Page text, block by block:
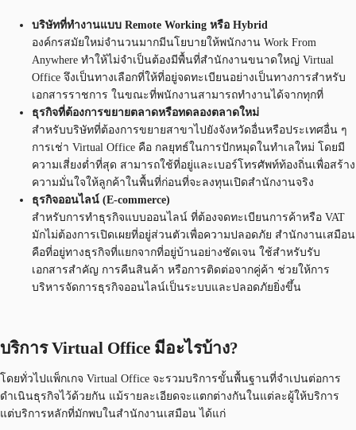
บริษัทที่ทำงานแบบ Remote Working หรือ Hybrid
องค์กรสมัยใหม่จำนวนมากมีนโยบายให้พนักงาน Work From
Anywhere ทำให้ไม่จำเป็นต้องมีพื้นที่สำนักงานขนาดใหญ่ Virtual
Office จึงเป็นทางเลือกที่ให้ที่อยู่จดทะเบียนอย่างเป็นทางการสำหรับ
เอกสารราชการ ในขณะที่พนักงานสามารถทำงานได้จากทุกที่
ธุรกิจที่ต้องการขยายตลาดหรือทดลองตลาดใหม่
สำหรับบริษัทที่ต้องการขยายสาขาไปยังจังหวัดอื่นหรือประเทศอื่น ๆ
การเช่า Virtual Office คือ กลยุทธ์ในการปักหมุดในทำเลใหม่ โดยมี
ความเสี่ยงต่ำที่สุด สามารถใช้ที่อยู่และเบอร์โทรศัพท์ท้องถิ่นเพื่อสร้าง
ความมั่นใจให้ลูกค้าในพื้นที่ก่อนที่จะลงทุนเปิดสำนักงานจริง
ธุรกิจออนไลน์ (E-commerce)
สำหรับการทำธุรกิจแบบออนไลน์ ที่ต้องจดทะเบียนการค้าหรือ VAT
มักไม่ต้องการเปิดเผยที่อยู่ส่วนตัวเพื่อความปลอดภัย สำนักงานเสมือน
คือที่อยู่ทางธุรกิจที่แยกจากที่อยู่บ้านอย่างชัดเจน ใช้สำหรับรับ
เอกสารสำคัญ การคืนสินค้า หรือการติดต่อจากคู่ค้า ช่วยให้การ
บริหารจัดการธุรกิจออนไลน์เป็นระบบและปลอดภัยยิ่งขึ้น
บริการ Virtual Office มีอะไรบ้าง?
โดยทั่วไปแพ็กเกจ Virtual Office จะรวมบริการขั้นพื้นฐานที่จำเปนต่อการ
ดำเนินธุรกิจไว้ด้วยกัน แม้รายละเอียดจะแตกต่างกันในแต่ละผู้ให้บริการ
แต่บริการหลักที่มักพบในสำนักงานเสมือน ได้แก่